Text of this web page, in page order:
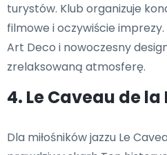
turystów. Klub organizuje
filmowe i oczywiście
Art Deco i nowoczesny
zrelaksowaną atmosferę.
4. Le Caveau de
Dla miłośników jazzu Le